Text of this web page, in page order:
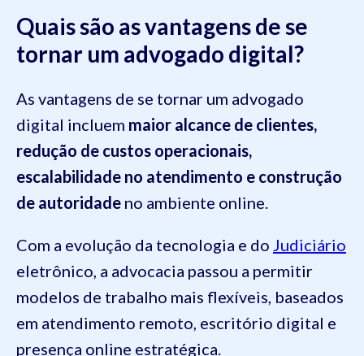
Quais são as vantagens de se
tornar um advogado digital?
As vantagens de se tornar um advogado
digital incluem maior alcance de clientes,
redução de custos operacionais,
escalabilidade no atendimento e construção
de autoridade no ambiente online.
Com a evolução da tecnologia e do Judiciário
eletrônico, a advocacia passou a permitir
modelos de trabalho mais flexíveis, baseados
em atendimento remoto, escritório digital e
presença online estratégica.